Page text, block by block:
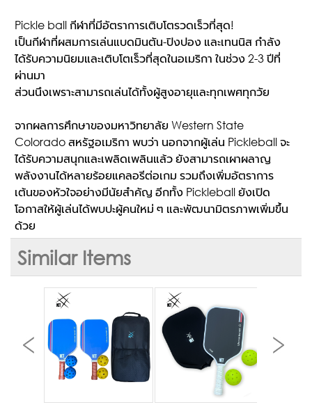
Pickle ball กีฬาที่มีอัตราการเติบโตรวดเร็วที่สุด!
เป็นกีฬาที่ผสมการเล่นแบดมินตัน-ปิงปอง และเทนนิส กำลัง
ได้รับความนิยมและเติบโตเร็วที่สุดในอเมริกา ในช่วง 2-3 ปีที่
ผ่านมา
ส่วนนึงเพราะสามารถเล่นได้ทั้งผู้สูงอายุและทุกเพศทุกวัย
จากผลการศึกษาของมหาวิทยาลัย Western State
Colorado สหรัฐอเมริกา พบว่า นอกจากผู้เล่น Pickleball จะ
ได้รับความสนุกและเพลิดเพลินแล้ว ยังสามารถเผาผลาญ
พลังงานได้หลายร้อยแคลอรีต่อเกม รวมถึงเพิ่มอัตราการ
เต้นของหัวใจอย่างมีนัยสำคัญ อีกทั้ง Pickleball ยังเปิด
โอกาสให้ผู้เล่นได้พบปะผู้คนใหม่ ๆ และพัฒนามิตรภาพเพิ่มขึ้น
ด้วย
Similar Items